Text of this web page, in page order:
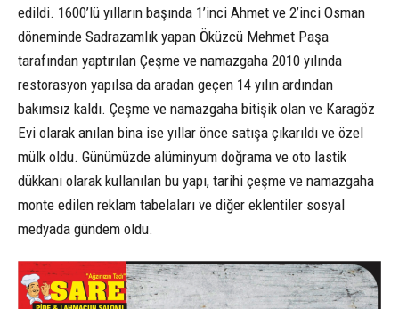
edildi. 1600’lü yılların başında 1’inci Ahmet ve 2’inci Osman
döneminde Sadrazamlık yapan Öküzcü Mehmet Paşa
tarafından yaptırılan Çeşme ve namazgaha 2010 yılında
restorasyon yapılsa da aradan geçen 14 yılın ardından
bakımsız kaldı. Çeşme ve namazgaha bitişik olan ve Karagöz
Evi olarak anılan bina ise yıllar önce satışa çıkarıldı ve özel
mülk oldu. Günümüzde alüminyum doğrama ve oto lastik
dükkanı olarak kullanılan bu yapı, tarihi çeşme ve namazgaha
monte edilen reklam tabelaları ve diğer eklentiler sosyal
medyada gündem oldu.